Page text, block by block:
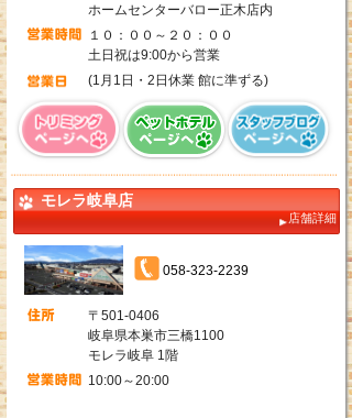
ホームセンターバロー正木店内
１０：００～２０：００
土日祝は9:00から営業
(1月1日・2日休業 館に準ずる)
モレラ岐阜店
店舗詳細
058-323-2239
〒501-0406
岐阜県本巣市三橋1100
モレラ岐阜 1階
10:00～20:00